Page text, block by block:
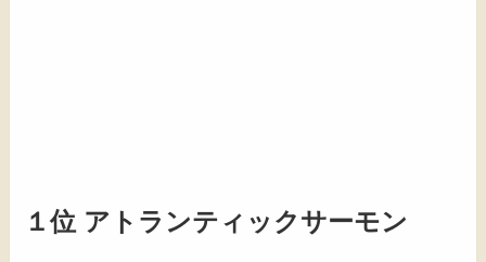
１位 アトランティックサーモン